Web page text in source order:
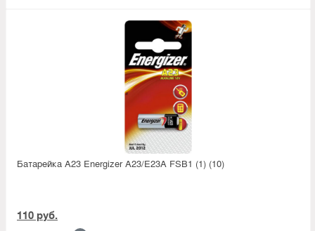
Батарейка А23 Energizer A23/E23A FSB1 (1) (10)
110 руб.